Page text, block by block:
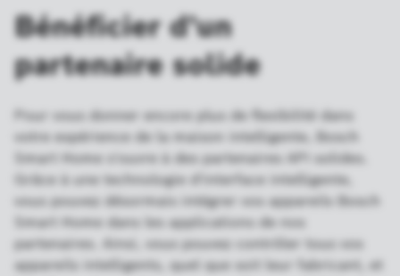
Bénéficier d'un
partenaire solide
Pour vous donner encore plus de flexibilité dans
votre expérience de la maison intelligente, Bosch
Smart Home s'ouvre à des partenaires API solides.
Grâce à une technologie d'interface intelligente,
vous pouvez désormais intégrer vos appareils Bosch
Smart Home dans les applications de nos
partenaires. Ainsi, vous pouvez contrôler tous vos
appareils intelligents, quel que soit leur fabricant, et